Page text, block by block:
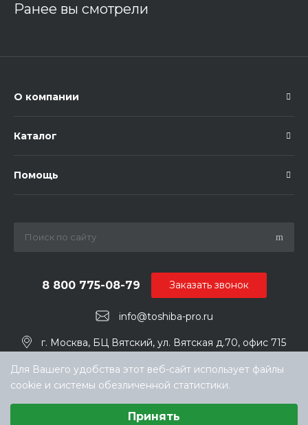
Ранее вы смотрели
О компании
Каталог
Помощь
8 800 775-08-79
info@toshiba-pro.ru
Заказать звонок
г. Москва, БЦ Вятский, ул. Вятская д.70, офис 715
Для Вашего удобства этот веб-сайт использует файлы
cookie и системы обезличенной статистики.
Принять